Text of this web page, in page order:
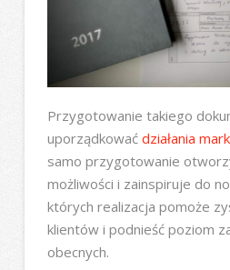
Przygotowanie takiego
uporządkować działania
samo przygotowanie
możliwości i zainspiruje do
których realizacja pomoże
klientów i podnieść poziom
obecnych.